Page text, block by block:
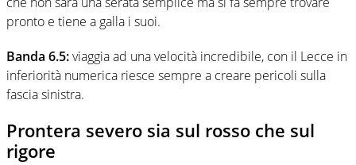
pronto e tiene a galla i suoi.
Banda 6.5:viaggia ad una velocità incredibile, con il Lecce in
inferiorità numerica riesce sempre a creare pericoli sulla
fascia sinistra.
Prontera severo sia sul rosso che sul
rigore